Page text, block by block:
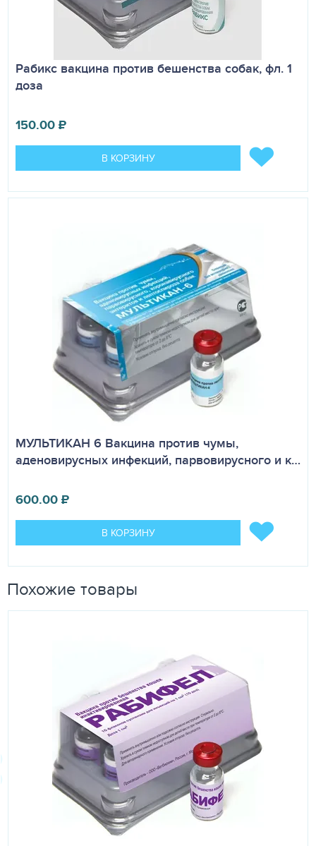
Рабикс вакцина против бешенства собак, фл. 1
доза
150.00₽
В КОРЗИНУ
МУЛЬТИКАН 6 Вакцина против чумы,
аденовирусных инфекций, парвовирусного и к…
600.00₽
В КОРЗИНУ
Похожие товары